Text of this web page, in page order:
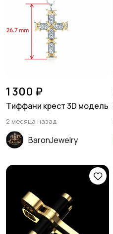
1 300 ₽
Тиффани крест 3D модель
2 месяца назад
BaronJewelry